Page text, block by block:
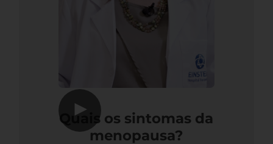
▶
Quais os sintomas da
menopausa?